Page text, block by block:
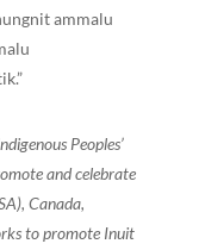
ammalu
Peoples’
and celebrate
Canada,
to promote Inuit